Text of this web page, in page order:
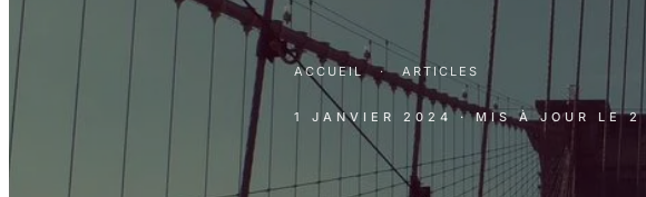
ACCUEIL · ARTICLES
1 JANVIER 2024 · MIS À JOUR LE2